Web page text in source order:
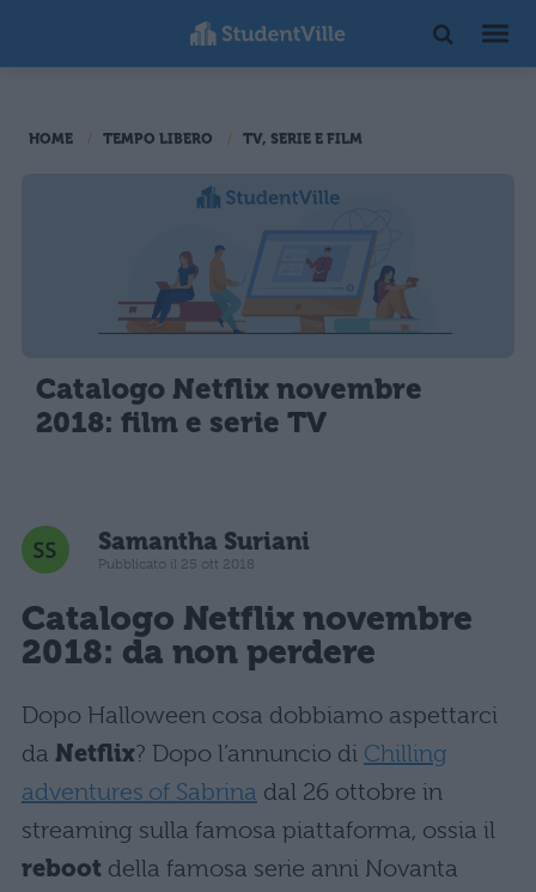
HOME TEMPO LIBERO TV, SERIE E FILM
Catalogo Netflix novembre
2018: film e serie TV
Samantha Suriani
Pubblicato il 25 ott 2018
Catalogo Netflix novembre
2018: da non perdere
Dopo Halloween cosa dobbiamo aspettarci
da Netflix? Dopo l’annuncio di Chilling
adventures of Sabrina dal 26 ottobre in
streaming sulla famosa piattaforma, ossia il
reboot della famosa serie anni Novanta